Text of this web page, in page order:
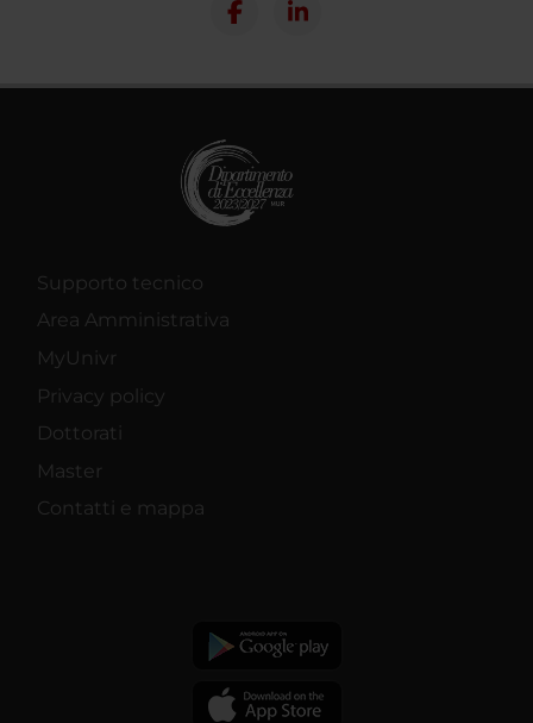
Supporto tecnico
Area Amministrativa
MyUnivr
Privacy policy
Dottorati
Master
Contatti e mappa